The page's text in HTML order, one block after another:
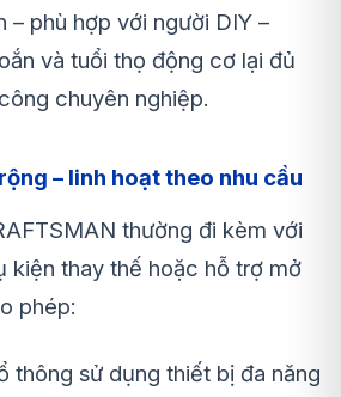
– phù hợp với người DIY –
và tuổi thọ động cơ lại đủ
chuyên nghiệp.
– linh hoạt theo nhu cầu
thường đi kèm với
kiện thay thế hoặc hỗ trợ mở
phép:
thông sử dụng thiết bị đa năng